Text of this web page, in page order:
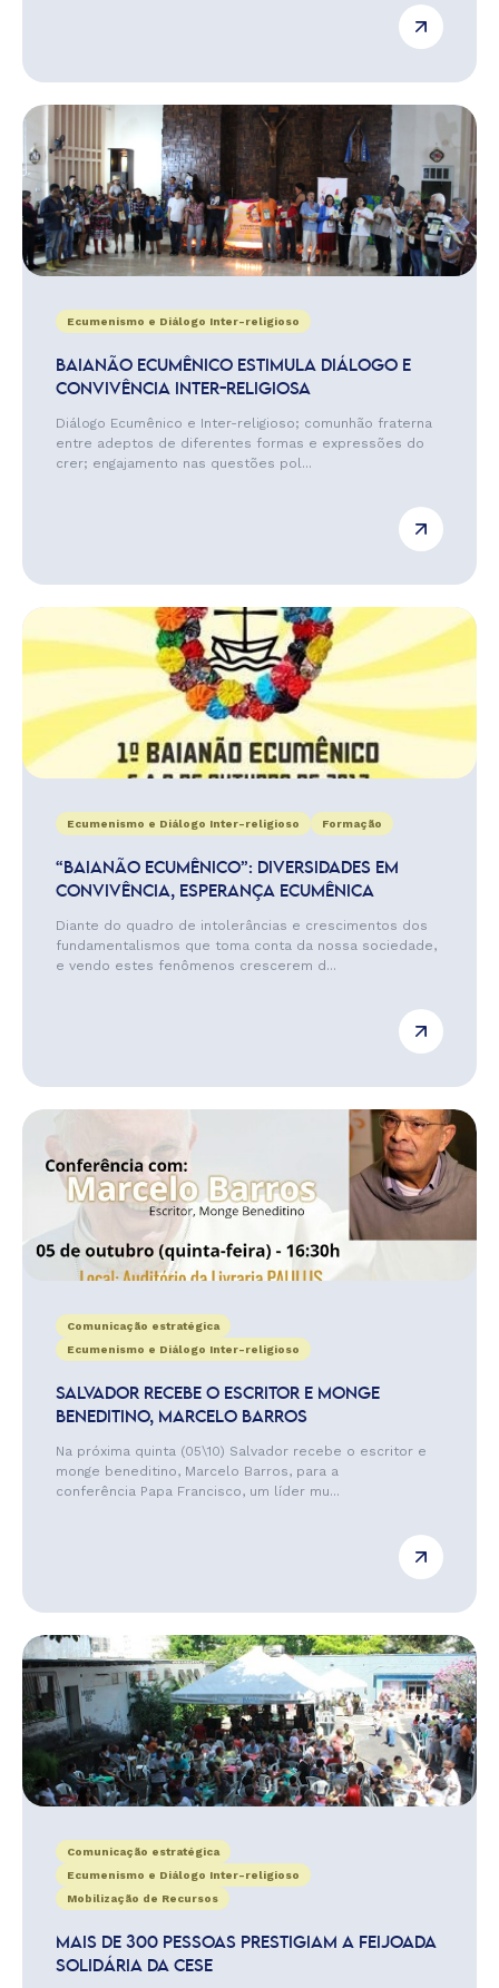
Ecumenismo e Diálogo Inter-religioso
BAIANÃO ECUMÊNICO ESTIMULA DIÁLOGO E
CONVIVÊNCIA INTER-RELIGIOSA
Diálogo Ecumênico e Inter-religioso; comunhão fraterna
entre adeptos de diferentes formas e expressões do
crer; engajamento nas questões pol...
Ecumenismo e Diálogo Inter-religioso Formação
“BAIANÃO ECUMÊNICO”: DIVERSIDADES EM
CONVIVÊNCIA, ESPERANÇA ECUMÊNICA
Diante do quadro de intolerâncias e crescimentos dos
fundamentalismos que toma conta da nossa sociedade,
e vendo estes fenômenos crescerem d...
Comunicação estratégica
Ecumenismo e Diálogo Inter-religioso
SALVADOR RECEBE O ESCRITOR E MONGE
BENEDITINO, MARCELO BARROS
Na próxima quinta (05\10) Salvador recebe o escritor e
monge beneditino, Marcelo Barros, para a
conferência Papa Francisco, um líder mu...
Comunicação estratégica
Ecumenismo e Diálogo Inter-religioso
Mobilização de Recursos
MAIS DE 300 PESSOAS PRESTIGIAM A FEIJOADA
SOLIDÁRIA DA CESE